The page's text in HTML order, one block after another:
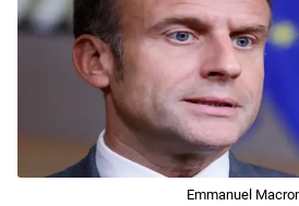
Emmanuel